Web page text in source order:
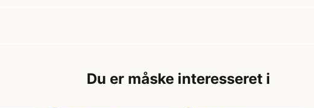
Du er måske interesseret i